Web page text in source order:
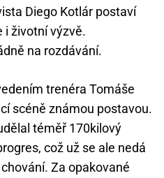
Diego Kotlár postaví
i životní výzvě.
na rozdávání.
trenéra Tomáše
scéně známou postavou.
téměř 170kilový
což už se ale nedá
Za opakované